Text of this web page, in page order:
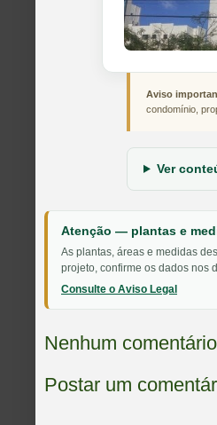
Aviso
condomínio,
Ver
Atenção — plantas e
As plantas, áreas e medidas
projeto, confirme os dados nos
Consulte o Aviso Legal
Nenhum
Postar um